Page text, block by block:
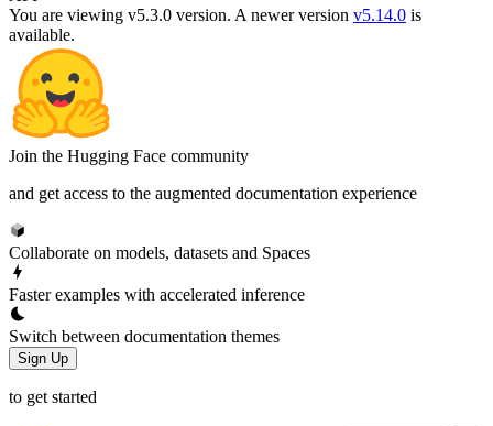
You are viewing v5.3.0 version. A newer version v5.14.0 is
available.
Join the Hugging Face community
and get access to the augmented documentation experience
Collaborate on models, datasets and Spaces
Faster examples with accelerated inference
Switch between documentation themes
Sign Up
to get started